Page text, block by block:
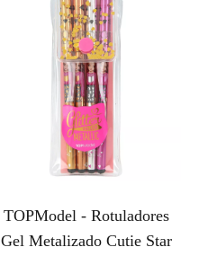
TOPModel - Rotuladores
Gel Metalizado Cutie Star